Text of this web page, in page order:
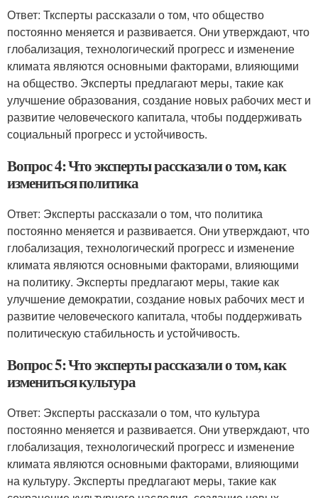
Ответ: Тксперты рассказали о том, что общество
постоянно меняется и развивается. Они утверждают, что
глобализация, технологический прогресс и изменение
климата являются основными факторами, влияющими
на общество. Эксперты предлагают меры, такие как
улучшение образования, создание новых рабочих мест и
развитие человеческого капитала, чтобы поддерживать
социальный прогресс и устойчивость.
Вопрос 4: Что эксперты рассказали о том, как
измениться политика
Ответ: Эксперты рассказали о том, что политика
постоянно меняется и развивается. Они утверждают, что
глобализация, технологический прогресс и изменение
климата являются основными факторами, влияющими
на политику. Эксперты предлагают меры, такие как
улучшение демократии, создание новых рабочих мест и
развитие человеческого капитала, чтобы поддерживать
политическую стабильность и устойчивость.
Вопрос 5: Что эксперты рассказали о том, как
измениться культура
Ответ: Эксперты рассказали о том, что культура
постоянно меняется и развивается. Они утверждают, что
глобализация, технологический прогресс и изменение
климата являются основными факторами, влияющими
на культуру. Эксперты предлагают меры, такие как